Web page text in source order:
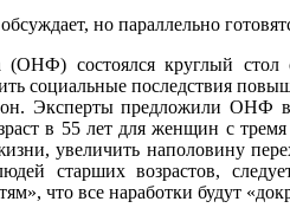
но параллельно
состоялся круглый стол
социальные последствия
Эксперты предложили ОНФ в
в 55 лет для женщин с
увеличить наполовину
старших возрастов,
что все наработки будут